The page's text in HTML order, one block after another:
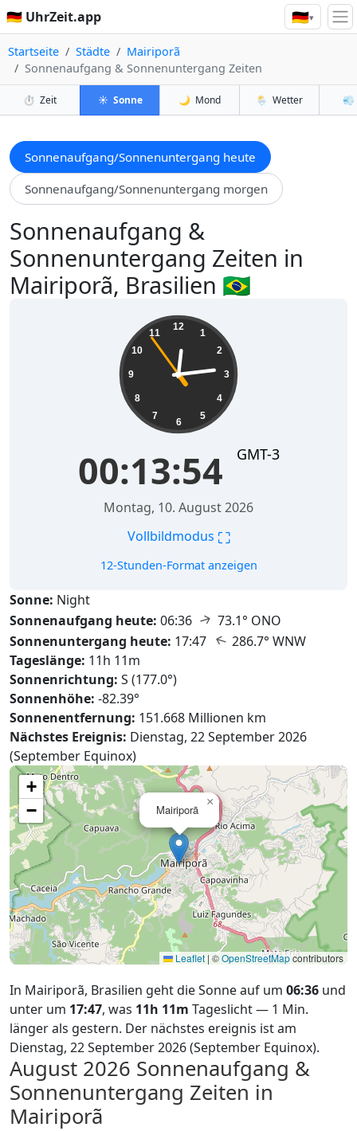
🇩🇪 UhrZeit.app 🇩🇪▾
Startseite Städte
Mairiporã
Sonnenaufgang & Sonnenuntergang Zeiten
⏱️ Zeit ☀️ Sonne 🌙 Mond 🌦️ Wetter 💨
Sonnenaufgang/Sonnenuntergang heute
Sonnenaufgang/Sonnenuntergang morgen
Sonnenaufgang &
Sonnenuntergang Zeiten in
Mairiporã, Brasilien 🇧🇷
12
1
2
3
4
5
6
7
8
9
10
11
00:13:55 GMT-3
Montag, 10. August 2026
Vollbildmodus ⛶
12-Stunden-Format anzeigen
Sonne: Night
Sonnenaufgang heute: 06:36 ↑ 73.1° ONO
Sonnenuntergang heute: 17:47 ↑ 286.7° WNW
Tageslänge: 11h 11m
Sonnenrichtung: S (177.0°)
Sonnenhöhe: -82.39°
Sonnenentfernung: 151.668 Millionen km
Nächstes Ereignis: Dienstag, 22 September 2026
(September Equinox)
Mairiporã
×
+
−
Leaflet | ©OpenStreetMapcontributors
In Mairiporã, Brasilien geht die Sonne auf um 06:36 und
unter um 17:47, was 11h 11m Tageslicht — 1 Min.
länger als gestern. Der nächstes ereignis ist am
Dienstag, 22 September 2026 (September Equinox).
August 2026 Sonnenaufgang &
Sonnenuntergang Zeiten in
Mairiporã